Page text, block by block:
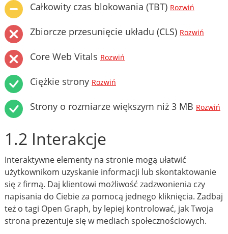
Całkowity czas blokowania (TBT) Rozwiń
Zbiorcze przesunięcie układu (CLS) Rozwiń
Core Web Vitals Rozwiń
Ciężkie strony Rozwiń
Strony o rozmiarze większym niż 3 MB Rozwiń
1.2 Interakcje
Interaktywne elementy na stronie mogą ułatwić
użytkownikom uzyskanie informacji lub skontaktowanie
się z firmą. Daj klientowi możliwość zadzwonienia czy
napisania do Ciebie za pomocą jednego kliknięcia. Zadbaj
też o tagi Open Graph, by lepiej kontrolować, jak Twoja
strona prezentuje się w mediach społecznościowych.